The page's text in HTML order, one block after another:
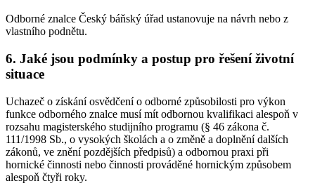
Odborné znalce Český báňský úřad ustanovuje na návrh nebo z
vlastního podnětu.
6. Jaké jsou podmínky a postup pro řešení životní
situace
Uchazeč o získání osvědčení o odborné způsobilosti pro výkon
funkce odborného znalce musí mít odbornou kvalifikaci alespoň v
rozsahu magisterského studijního programu (§ 46 zákona č.
111/1998 Sb., o vysokých školách a o změně a doplnění dalších
zákonů, ve znění pozdějších předpisů) a odbornou praxi při
hornické činnosti nebo činnosti prováděné hornickým způsobem
alespoň čtyři roky.